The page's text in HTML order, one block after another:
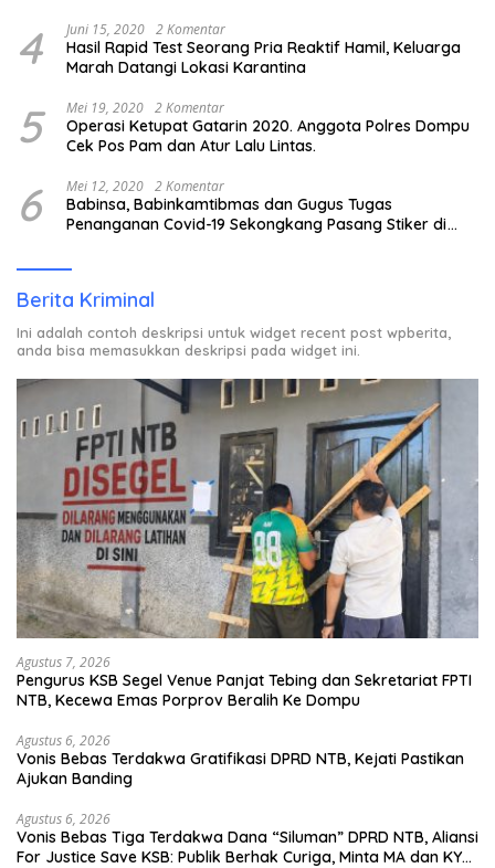
4 Juni 15, 2020 2 Komentar
Hasil Rapid Test Seorang Pria Reaktif Hamil, Keluarga
Marah Datangi Lokasi Karantina
5 Mei 19, 2020 2 Komentar
Operasi Ketupat Gatarin 2020. Anggota Polres Dompu
Cek Pos Pam dan Atur Lalu Lintas.
6 Mei 12, 2020 2 Komentar
Babinsa, Babinkamtibmas dan Gugus Tugas
Penanganan Covid-19 Sekongkang Pasang Stiker di
Berita Kriminal
Ini adalah contoh deskripsi untuk widget recent post wpberita,
anda bisa memasukkan deskripsi pada widget ini.
Agustus 7, 2026
Pengurus KSB Segel Venue Panjat Tebing dan Sekretariat FPTI
NTB, Kecewa Emas Porprov Beralih Ke Dompu
Agustus 6, 2026
Vonis Bebas Terdakwa Gratifikasi DPRD NTB, Kejati Pastikan
Ajukan Banding
Agustus 6, 2026
Vonis Bebas Tiga Terdakwa Dana “Siluman” DPRD NTB, Aliansi
For Justice Save KSB: Publik Berhak Curiga, Minta MA dan KY